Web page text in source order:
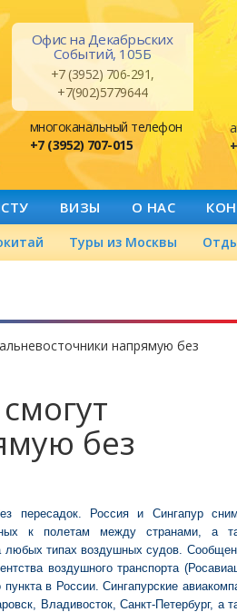
Офис на Декабрьских
Событий, 105Б
+7 (3952) 706-291,
+7(902)5779644
многоканальный телефон
+7 (3952) 707-015
ВИЗЫ О НАС
Туры из Москвы
напрямую без
без
пересадок.
Россия и Сингапур
к полетам между странами, а
любых типах воздушных судов.
воздушного транспорта
в России. Сингапурские
Владивосток, Санкт-Петербург, а